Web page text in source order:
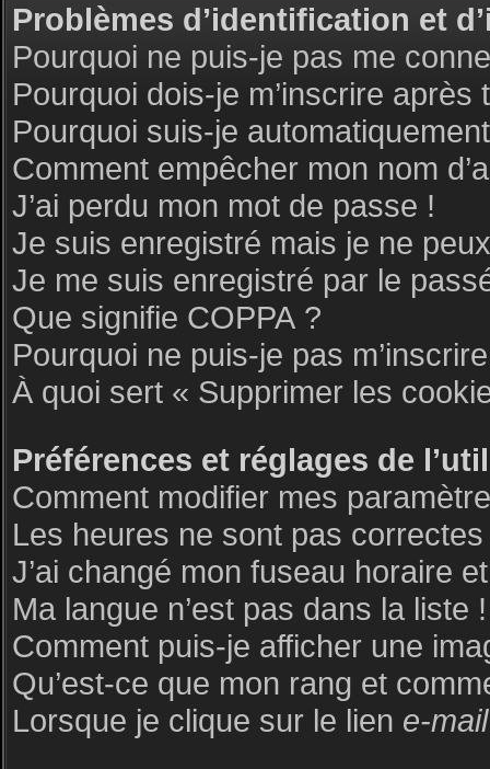
Problèmes d’identification et
Pourquoi ne puis-je pas me
Pourquoi dois-je m’inscrire après
Pourquoi suis-je
Comment empêcher mon nom
J’ai perdu mon mot de passe !
Je suis enregistré mais je ne
Je me suis enregistré par le
Que signifie COPPA ?
Pourquoi ne puis-je pas
À quoi sert « Supprimer les
Préférences et réglages de
Comment modifier mes
Les heures ne sont pas correctes
J’ai changé mon fuseau horaire
Ma langue n’est pas dans la liste !
Comment puis-je afficher une
Qu’est-ce que mon rang et
Lorsque je clique sur le lien e-mail